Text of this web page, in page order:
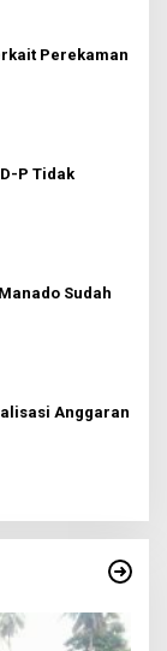
Perekaman
P Tidak
Sudah
Anggaran